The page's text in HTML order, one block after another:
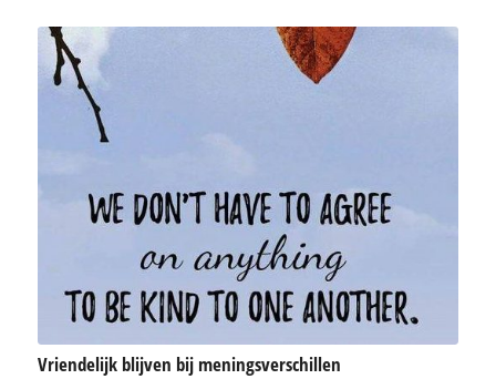
Vriendelijk blijven bij meningsverschillen